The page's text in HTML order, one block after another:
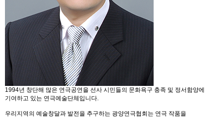
1994년 창단해 많은 연극공연을 선사 시민들의 문화욕구 충족 및 정서함양에
기여하고 있는 연극예술단체입니다.
우리지역의 예술창달과 발전을 추구하는 광양연극협회는 연극 작품을